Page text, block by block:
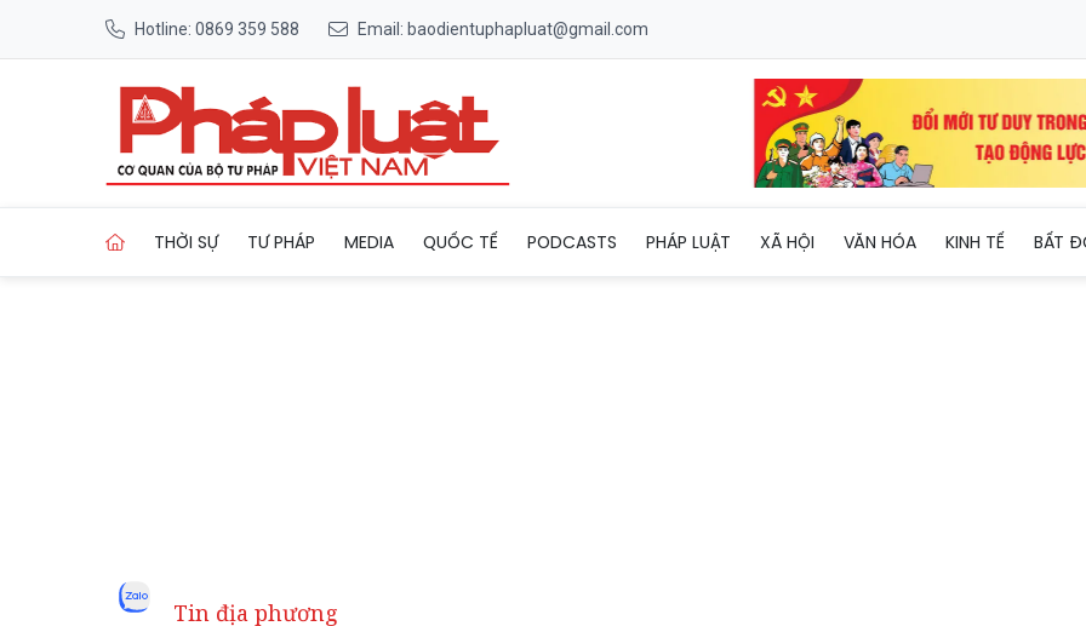
Hotline: 0869 359 588 Email: baodientuphapluat@gmail.com
THỜI SỰ TƯ PHÁP MEDIA QUỐC TẾ PODCASTS PHÁP LUẬT XÃ HỘI VĂN HÓA KINH TẾ BẤT
Tin địa phương